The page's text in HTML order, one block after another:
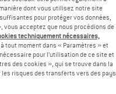
-30 %
dont vous utilisez notre site
pour protéger vos données,
vous acceptez que nous procédions de
techniquement nécessaires,
tout moment dans « Paramètres » et
pour l’utilisation de ce site et
des cookies », qui se trouve dans la
risques des transferts vers des pays